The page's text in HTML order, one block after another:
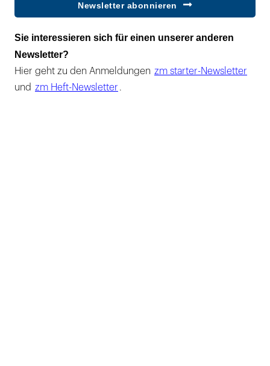
Newsletter abonnieren
Sie interessieren sich für einen unserer anderen
Newsletter?
Hier geht zu den Anmeldungen zm starter-Newsletter
und zm Heft-Newsletter .